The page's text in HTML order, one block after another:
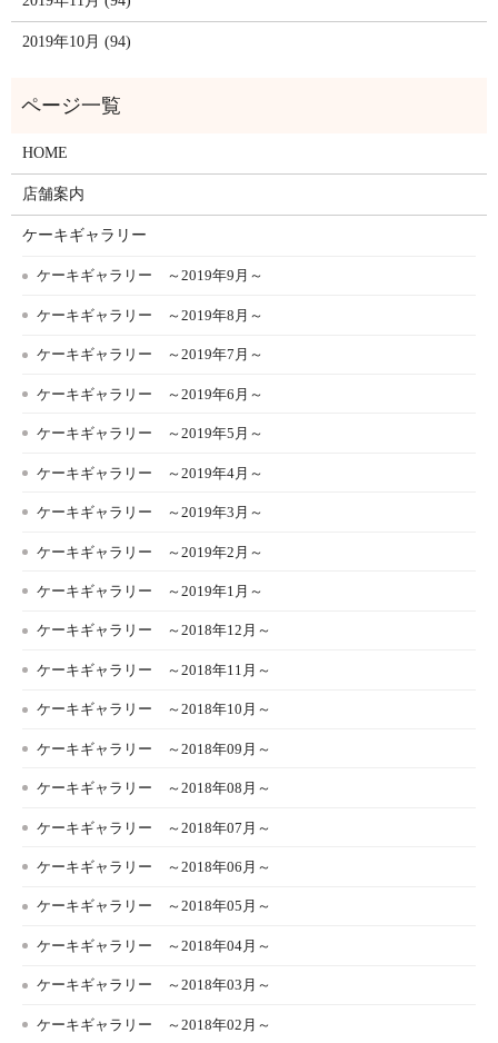
2019年10月 (94)
HOME
店舗案内
ケーキギャラリー
ケーキギャラリー ～2019年9月～
ケーキギャラリー ～2019年8月～
ケーキギャラリー ～2019年7月～
ケーキギャラリー ～2019年6月～
ケーキギャラリー ～2019年5月～
ケーキギャラリー ～2019年4月～
ケーキギャラリー ～2019年3月～
ケーキギャラリー ～2019年2月～
ケーキギャラリー ～2019年1月～
ケーキギャラリー ～2018年12月～
ケーキギャラリー ～2018年11月～
ケーキギャラリー ～2018年10月～
ケーキギャラリー ～2018年09月～
ケーキギャラリー ～2018年08月～
ケーキギャラリー ～2018年07月～
ケーキギャラリー ～2018年06月～
ケーキギャラリー ～2018年05月～
ケーキギャラリー ～2018年04月～
ケーキギャラリー ～2018年03月～
ケーキギャラリー ～2018年02月～